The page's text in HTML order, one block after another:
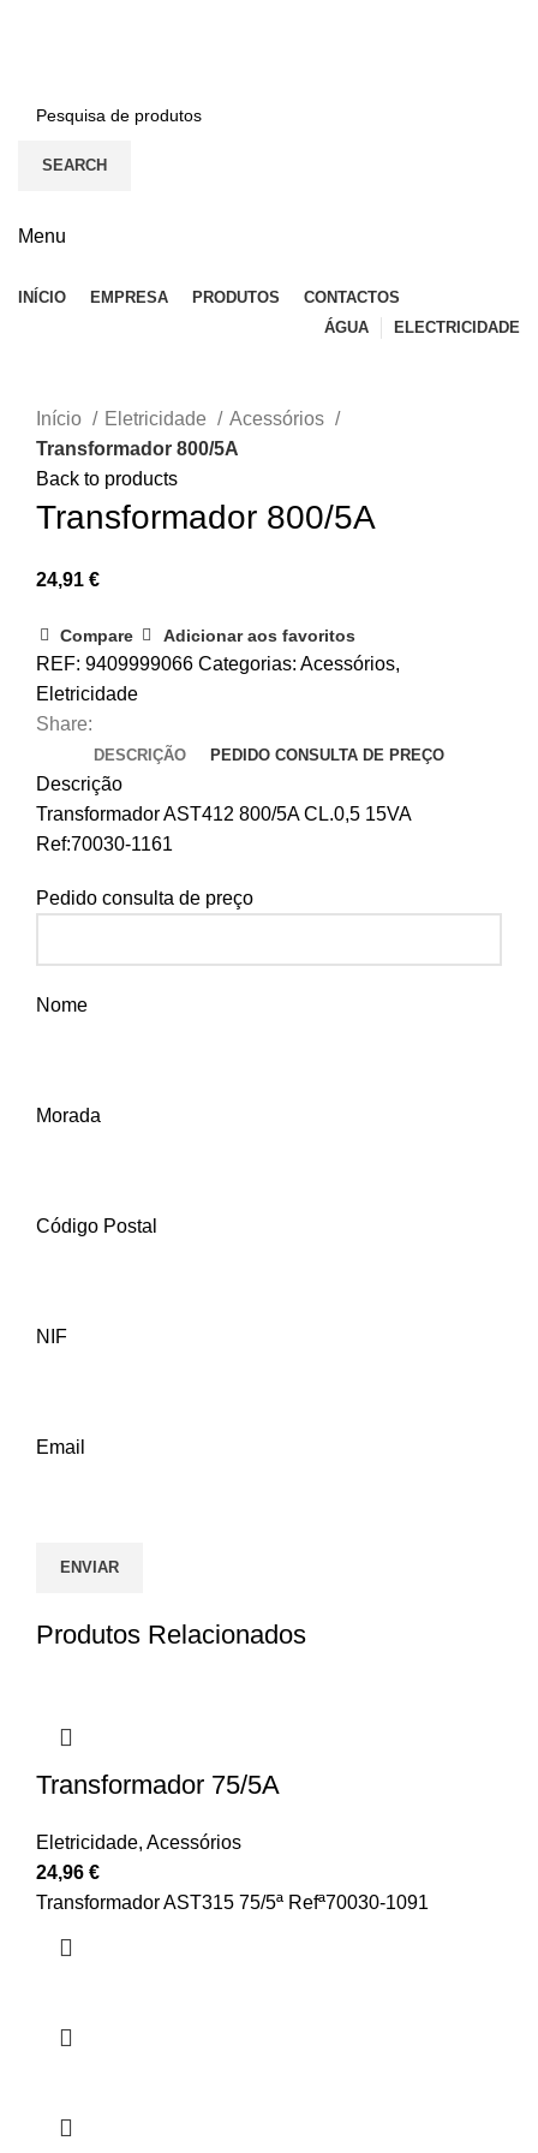
SEARCH
Menu
INÍCIO EMPRESA PRODUTOS
CONTACTOS
ÁGUA
ELECTRICIDADE
Início
Eletricidade
Acessórios
Transformador 800/5A
Back to products
Transformador 800/5A
24,91 €
Compare Adicionar aos favoritos
REF: 9409999066 Categorias: Acessórios,
Eletricidade
Share:
DESCRIÇÃO PEDIDO CONSULTA DE PREÇO
Descrição
Transformador AST412 800/5A CL.0,5 15VA
Ref:70030-1161
Pedido consulta de preço
Nome
Morada
Código Postal
NIF
Email
Produtos Relacionados
Transformador 75/5A
Eletricidade, Acessórios
24,96 €
Transformador AST315 75/5ª Refª70030-1091